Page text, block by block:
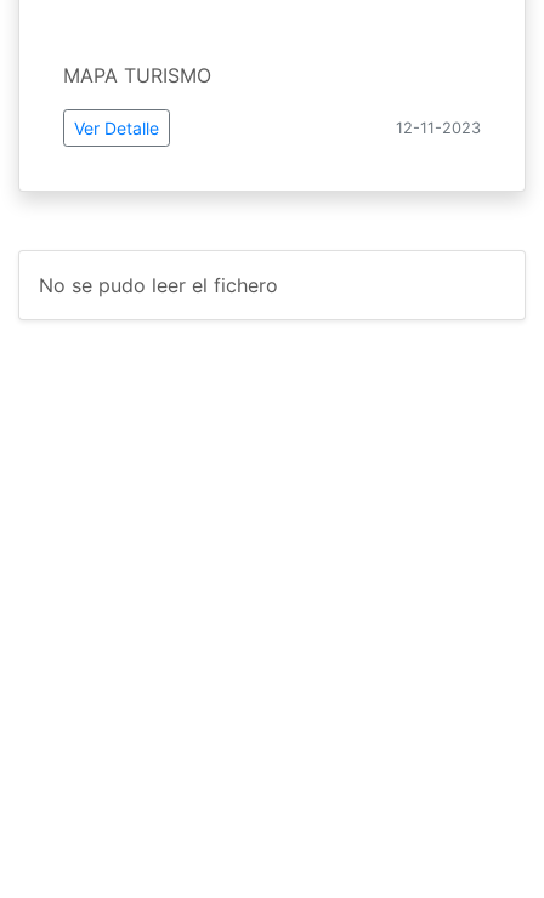
MAPA TURISMO
Ver Detalle 12-11-2023
No se pudo leer el fichero